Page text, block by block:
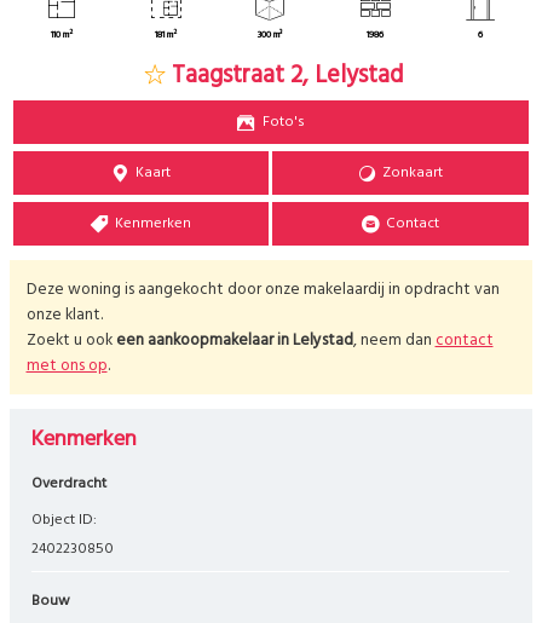
110 m² 181 m² 300 m³ 1986 6
Taagstraat 2, Lelystad
Foto's
Kaart Zonkaart
Kenmerken Contact
Deze woning is aangekocht door onze makelaardij in opdracht van
onze klant.
Zoekt u ookeen aankoopmakelaar inLelystad, neem dancontact
met ons op.
Kenmerken
Overdracht
Object ID:
2402230850
Bouw